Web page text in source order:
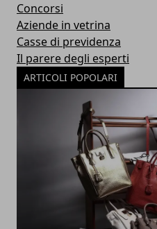
Concorsi
Aziende in vetrina
Casse di previdenza
Il parere degli esperti
ARTICOLI POPOLARI